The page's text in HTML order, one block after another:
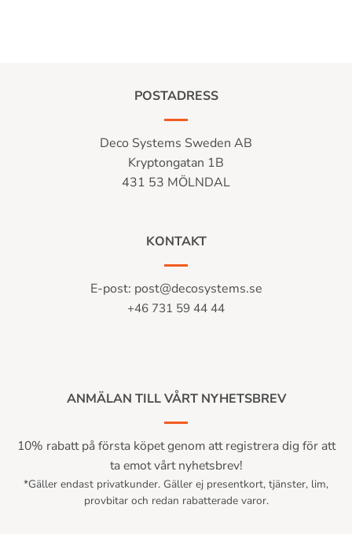
POSTADRESS
Deco Systems Sweden AB
Kryptongatan 1B
431 53 MÖLNDAL
KONTAKT
E-post: post@decosystems.se
+46 731 59 44 44
ANMÄLAN TILL VÅRT NYHETSBREV
10% rabatt på första köpet genom att registrera dig för att
ta emot vårt nyhetsbrev!
*Gäller endast privatkunder. Gäller ej presentkort, tjänster, lim,
provbitar och redan rabatterade varor.